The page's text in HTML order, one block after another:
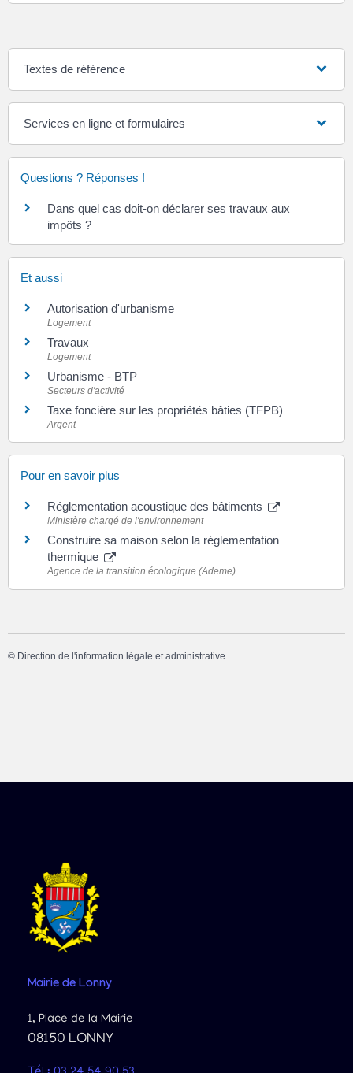
Textes de référence
Services en ligne et formulaires
Questions ? Réponses !
Dans quel cas doit-on déclarer ses travaux aux
impôts ?
Et aussi
Autorisation d'urbanisme
Logement
Travaux
Logement
Urbanisme - BTP
Secteurs d'activité
Taxe foncière sur les propriétés bâties (TFPB)
Argent
Pour en savoir plus
Réglementation acoustique des bâtiments
Ministère chargé de l'environnement
Construire sa maison selon la réglementation
thermique
Agence de la transition écologique (Ademe)
© Direction de l'information légale et administrative
Mairie de Lonny
1, Place de la Mairie
08150 LONNY